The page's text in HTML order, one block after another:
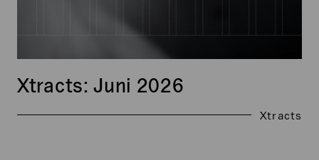
Xtracts
Xtracts: Juni 2026